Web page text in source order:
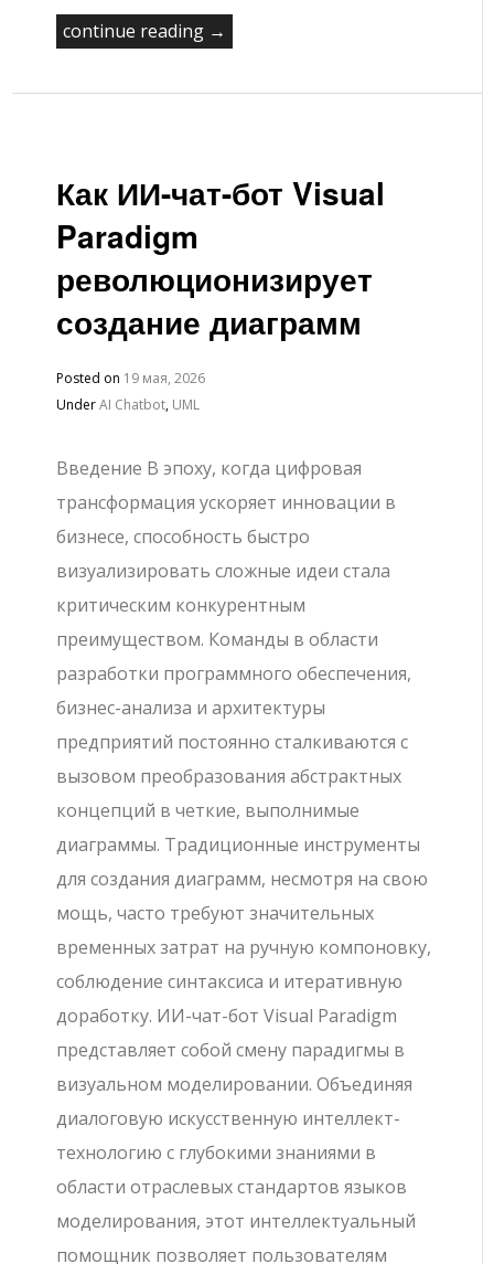
continue reading →
Как ИИ-чат-бот Visual
Paradigm
революционизирует
создание диаграмм
Posted on 19 мая, 2026
UnderAI Chatbot, UML
Введение В эпоху, когда цифровая
трансформация ускоряет инновации в
бизнесе, способность быстро
визуализировать сложные идеи стала
критическим конкурентным
преимуществом. Команды в области
разработки программного обеспечения,
бизнес-анализа и архитектуры
предприятий постоянно сталкиваются с
вызовом преобразования абстрактных
концепций в четкие, выполнимые
диаграммы. Традиционные инструменты
для создания диаграмм, несмотря на свою
мощь, часто требуют значительных
временных затрат на ручную компоновку,
соблюдение синтаксиса и итеративную
доработку. ИИ-чат-бот Visual Paradigm
представляет собой смену парадигмы в
визуальном моделировании. Объединяя
диалоговую искусственную интеллект-
технологию с глубокими знаниями в
области отраслевых стандартов языков
моделирования, этот интеллектуальный
помощник позволяет пользователям